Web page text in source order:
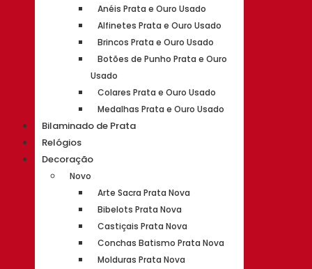
Anéis Prata e Ouro Usado
Alfinetes Prata e Ouro Usado
Brincos Prata e Ouro Usado
Botões de Punho Prata e Ouro
Usado
Colares Prata e Ouro Usado
Medalhas Prata e Ouro Usado
Bilaminado de Prata
Relógios
Decoração
Novo
Arte Sacra Prata Nova
Bibelots Prata Nova
Castiçais Prata Nova
Conchas Batismo Prata Nova
Molduras Prata Nova